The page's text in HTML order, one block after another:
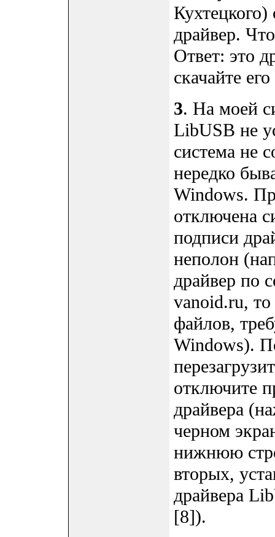
драйвер.
Ответ: это
скачайте
3. На моей
LibUSB не
система не
нередко
Windows.
отключена
подписи
неполон
драйвер по
vanoid.ru, то
файлов,
Windows).
отключите
драйвера
черном
нижнюю
вторых,
драйвера
[8]).